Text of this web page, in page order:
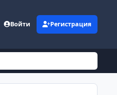
Войти Регистрация